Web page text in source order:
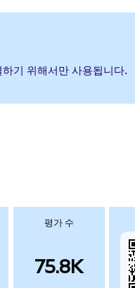
기 위해서만 사용됩니다.
평가 수
75.8K